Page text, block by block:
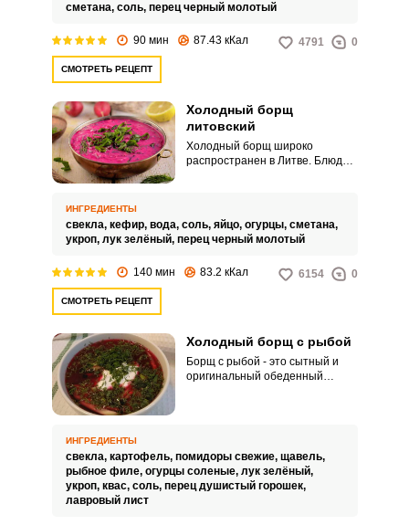
сметана, соль, перец черный молотый
90 мин 87.43 кКал 4791 0
СМОТРЕТЬ РЕЦЕПТ
Холодный борщ
литовский
Холодный борщ широко
распространен в Литве. Блюдо
ИНГРЕДИЕНТЫ
свекла, кефир, вода, соль, яйцо, огурцы, сметана,
укроп, лук зелёный, перец черный молотый
140 мин 83.2 кКал 6154 0
СМОТРЕТЬ РЕЦЕПТ
Холодный борщ с рыбой
Борщ с рыбой - это сытный и
оригинальный обеденный
ИНГРЕДИЕНТЫ
свекла, картофель, помидоры свежие, щавель,
рыбное филе, огурцы соленые, лук зелёный,
укроп, квас, соль, перец душистый горошек,
лавровый лист